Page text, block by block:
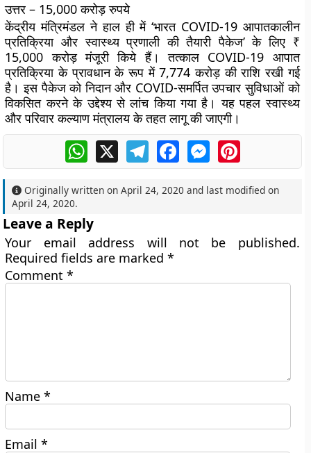
उत्तर – 15,000 करोड़ रुपये
केंद्रीय मंत्रिमंडल ने हाल ही में ‘भारत COVID-19 आपातकालीन
प्रतिक्रिया और स्वास्थ्य प्रणाली की तैयारी पैकेज’ के लिए ₹
15,000 करोड़ मंजूरी किये हैं। तत्काल COVID-19 आपात
प्रतिक्रिया के प्रावधान के रूप में 7,774 करोड़ की राशि रखी गई
है। इस पैकेज को निदान और COVID-समर्पित उपचार सुविधाओं को
विकसित करने के उद्देश्य से लांच किया गया है। यह पहल स्वास्थ्य
और परिवार कल्याण मंत्रालय के तहत लागू की जाएगी।
WhatsApp
X TelegramFacebookMessengerPinterest
Originally written onApril 24, 2020 and last modified on
April 24, 2020.
Leave a Reply
Your email address will not be published.
Required fields are marked*
Comment*
Name*
Email*